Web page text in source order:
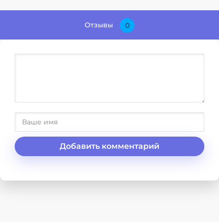
Отзывы 0
Добавить комментарий